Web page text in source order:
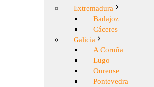
Extremadura
Badajoz
Cáceres
Galicia
A Coruña
Lugo
Ourense
Pontevedra